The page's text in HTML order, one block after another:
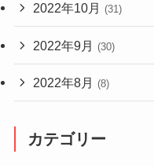
2022年10月 (31)
2022年9月 (30)
2022年8月 (8)
カテゴリー